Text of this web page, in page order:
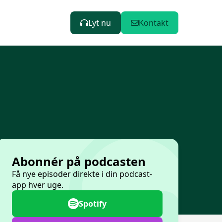
Lyt nu Kontakt
Abonnér på podcasten
Få nye episoder direkte i din podcast-
app hver uge.
Spotify